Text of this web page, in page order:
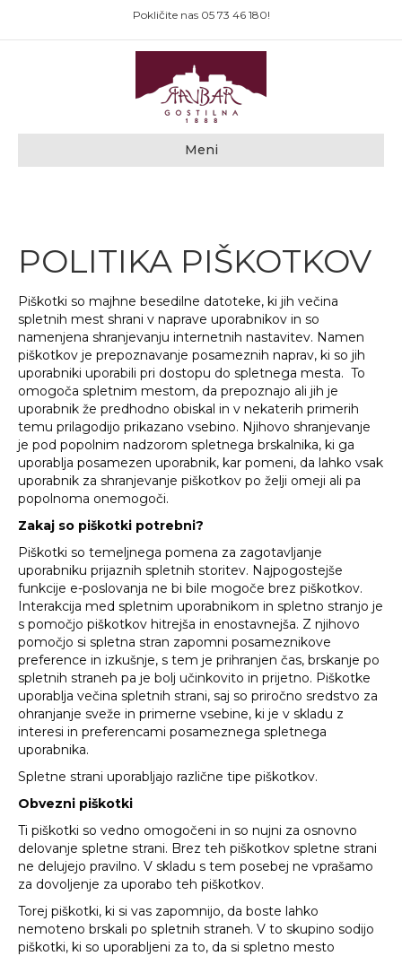
Pokličite nas 05 73 46 180!
Meni
POLITIKA PIŠKOTKOV
Piškotki so majhne besedilne datoteke, ki jih večina
spletnih mest shrani v naprave uporabnikov in so
namenjena shranjevanju internetnih nastavitev. Namen
piškotkov je prepoznavanje posameznih naprav, ki so jih
uporabniki uporabili pri dostopu do spletnega mesta. To
omogoča spletnim mestom, da prepoznajo ali jih je
uporabnik že predhodno obiskal in v nekaterih primerih
temu prilagodijo prikazano vsebino. Njihovo shranjevanje
je pod popolnim nadzorom spletnega brskalnika, ki ga
uporablja posamezen uporabnik, kar pomeni, da lahko vsak
uporabnik za shranjevanje piškotkov po želji omeji ali pa
popolnoma onemogoči.
Zakaj so piškotki potrebni?
Piškotki so temeljnega pomena za zagotavljanje
uporabniku prijaznih spletnih storitev. Najpogostejše
funkcije e-poslovanja ne bi bile mogoče brez piškotkov.
Interakcija med spletnim uporabnikom in spletno stranjo je
s pomočjo piškotkov hitrejša in enostavnejša. Z njihovo
pomočjo si spletna stran zapomni posameznikove
preference in izkušnje, s tem je prihranjen čas, brskanje po
spletnih straneh pa je bolj učinkovito in prijetno. Piškotke
uporablja večina spletnih strani, saj so priročno sredstvo za
ohranjanje sveže in primerne vsebine, ki je v skladu z
interesi in preferencami posameznega spletnega
uporabnika.
Spletne strani uporabljajo različne tipe piškotkov.
Obvezni piškotki
Ti piškotki so vedno omogočeni in so nujni za osnovno
delovanje spletne strani. Brez teh piškotkov spletne strani
ne delujejo pravilno. V skladu s tem posebej ne vprašamo
za dovoljenje za uporabo teh piškotkov.
Torej piškotki, ki si vas zapomnijo, da boste lahko
nemoteno brskali po spletnih straneh. V to skupino sodijo
piškotki, ki so uporabljeni za to, da si spletno mesto